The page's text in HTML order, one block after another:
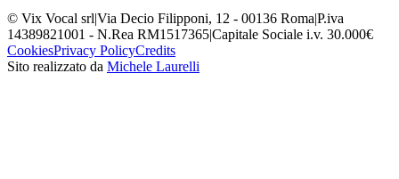
© Vix Vocal srlVia Decio Filipponi, 12 - 00136 RomaP.iva
14389821001 - N.Rea RM1517365Capitale Sociale i.v. 30.000€
CookiesPrivacy PolicyCredits
Sito realizzato da Michele Laurelli